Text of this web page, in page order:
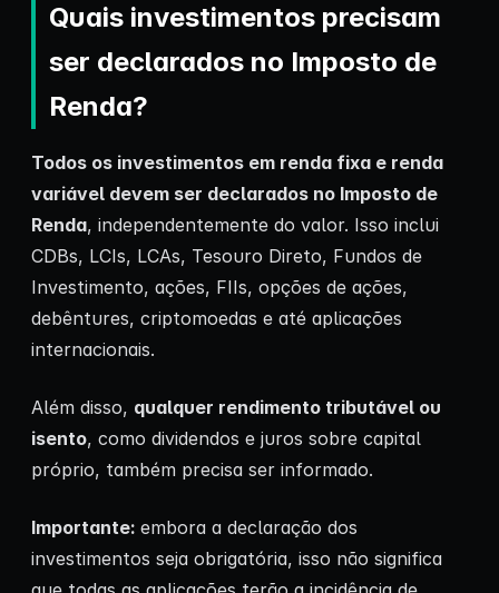
Quais investimentos precisam
ser declarados no Imposto de
Renda?
Todos os investimentos em renda fixa e renda
variável devem ser declarados no Imposto de
Renda, independentemente do valor. Isso inclui
CDBs, LCIs, LCAs, Tesouro Direto, Fundos de
Investimento, ações, FIIs, opções de ações,
debêntures, criptomoedas e até aplicações
internacionais.
Além disso, qualquer rendimento tributável ou
isento, como dividendos e juros sobre capital
próprio, também precisa ser informado.
Importante: embora a declaração dos
investimentos seja obrigatória, isso não significa